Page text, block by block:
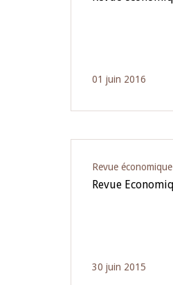
01 juin 2016
Revue
Revue
30 juin 2015